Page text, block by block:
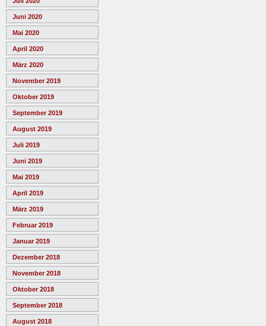
Juni 2020
Mai 2020
April 2020
März 2020
November 2019
Oktober 2019
September 2019
August 2019
Juli 2019
Juni 2019
Mai 2019
April 2019
März 2019
Februar 2019
Januar 2019
Dezember 2018
November 2018
Oktober 2018
September 2018
August 2018